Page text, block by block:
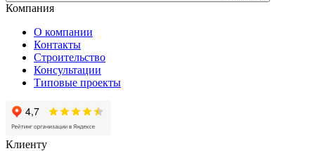
Компания
О компании
Контакты
Строительство
Консультации
Типовые проекты
Клиенту